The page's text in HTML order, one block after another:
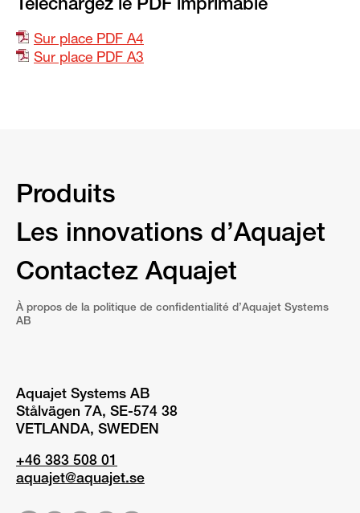
Téléchargez le PDF imprimable
Sur place PDF A4
Sur place PDF A3
Produits
Les innovations d’Aquajet
Contactez Aquajet
À propos de la politique de confidentialité d’Aquajet Systems
AB
Aquajet Systems AB
Stålvägen 7A, SE-574 38
VETLANDA, SWEDEN
+46 383 508 01
aquajet@aquajet.se